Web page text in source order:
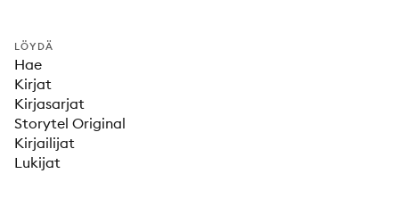
LÖYDÄ
Hae
Kirjat
Kirjasarjat
Storytel Original
Kirjailijat
Lukijat